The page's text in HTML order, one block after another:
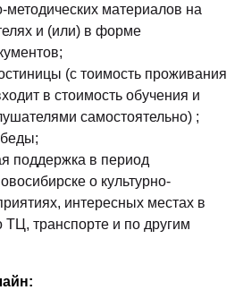
методических материалов на
и (или) в форме
(с тоимость проживания
в стоимость обучения и
самостоятельно) ;
поддержка в период
о культурно-
интересных местах в
ТЦ, транспорте и по другим